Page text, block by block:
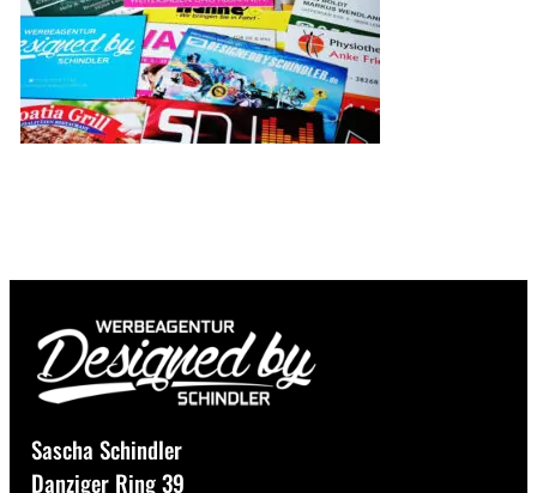
Sascha Schindler
Danziger Ring 39